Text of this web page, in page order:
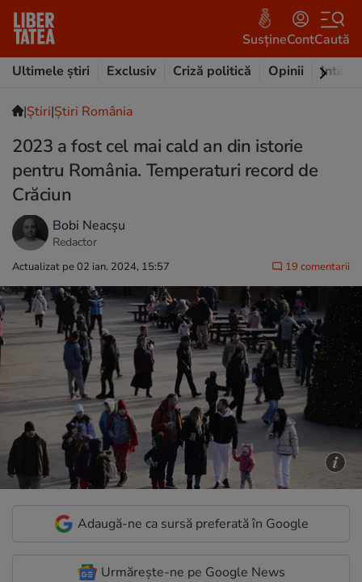
SusțineContCaută
Ultimele știri
Exclusiv Criză politică Opinii
|Ştiri|Știri România
2023 a fost cel mai cald an din istorie
pentru România. Temperaturi record de
Crăciun
Bobi Neacșu
Redactor
Actualizat pe 02 ian. 2024, 15:57 19 comentarii
Adaugă-ne ca sursă preferată în Google
Urmărește-ne pe Google News